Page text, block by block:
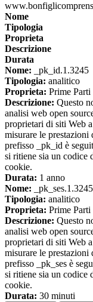
Nome
Tipologia
Proprieta
Descrizione
Durata
Nome: _pk_id.1.3245
Tipologia: analitico
Proprieta: Prime Parti
Descrizione: Questo
analisi web open
proprietari di siti Web
misurare le
prefisso _pk_id è
si ritiene sia un codice
cookie.
Durata: 1 anno
Nome: _pk_ses.1.3245
Tipologia: analitico
Proprieta: Prime Parti
Descrizione: Questo
analisi web open
proprietari di siti Web
misurare le
prefisso _pk_ses è
si ritiene sia un codice
cookie.
Durata: 30 minuti